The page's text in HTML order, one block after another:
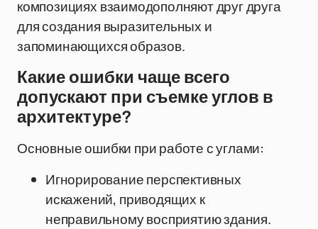
композициях взаимодополняют друг друга
для создания выразительных и
запоминающихся образов.
Какие ошибки чаще всего
допускают при съемке углов в
архитектуре?
Основные ошибки при работе с углами:
Игнорирование перспективных
искажений, приводящих к
неправильному восприятию здания.